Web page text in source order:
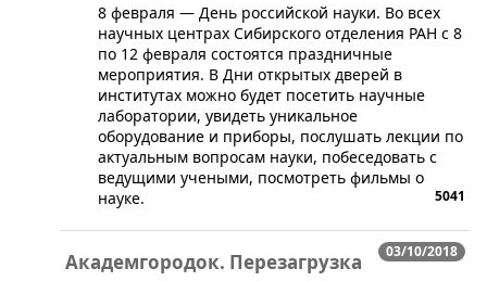
​​8 февраля — День российской науки. Во всех
научных центрах Сибирского отделения РАН с 8
по 12 февраля состоятся праздничные
мероприятия. В Дни открытых дверей в
институтах можно будет посетить научные
лаборатории, увидеть уникальное
оборудование и приборы, послушать лекции по
актуальным вопросам науки, побеседовать с
ведущими учеными, посмотреть фильмы о
науке.
5041
03/10/2018
Академгородок. Перезагрузка